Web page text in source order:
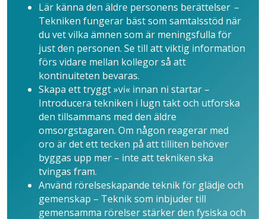
Lär känna den äldre personens ­berättelser –
Tekniken fungerar bäst som samtalsstöd när
du vet vilka ämnen som är meningsfulla för
just den personen. Se till att viktig information
förs vidare mellan kollegor så att
kontinuiteten bevaras.
Skapa ett tryggt »vi« innan ni startar –
Introducera tekniken i lugn takt och utforska
den tillsammans med den äldre
omsorgstagaren. Om någon reagerar med
oro är det ett tecken på att tilliten behöver
byggas upp mer – inte att tekniken ska
tvingas fram.
Använd rörelseskapande teknik för glädje och
gemenskap – Teknik som inbjuder till
gemensamma rörelser stärker den fysiska och